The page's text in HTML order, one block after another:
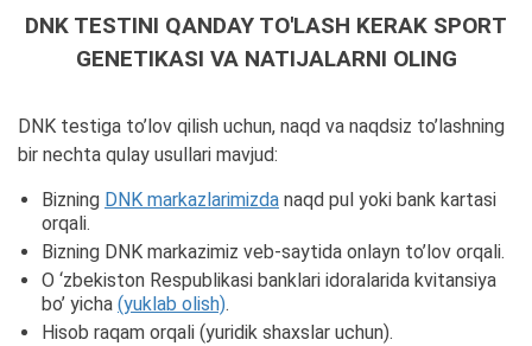
DNK TESTINI QANDAY TO'LASH KERAK SPORT
GENETIKASI VA NATIJALARNI OLING
DNK testiga to’lov qilish uchun, naqd va naqdsiz to’lashning
bir nechta qulay usullari mavjud:
Bizning DNK markazlarimizda naqd pul yoki bank kartasi
orqali.
Bizning DNK markazimiz veb-saytida onlayn to’lov orqali.
O ‘zbekiston Respublikasi banklari idoralarida kvitansiya
bo’ yicha (yuklab olish).
Hisob raqam orqali (yuridik shaxslar uchun).